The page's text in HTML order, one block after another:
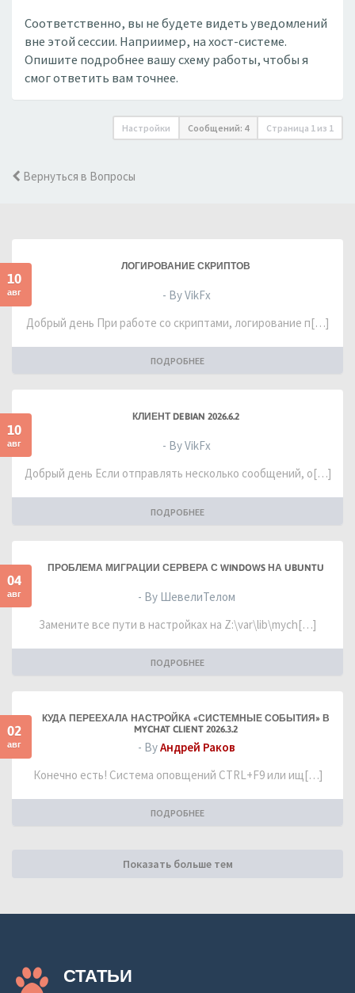
Соответственно, вы не будете видеть уведомлений
вне этой сессии. Наприимер, на хост-системе.
Опишите подробнее вашу схему работы, чтобы я
смог ответить вам точнее.
Настройки Сообщений: 4 Страница 1 из 1
Вернуться в Вопросы
10
авг
ЛОГИРОВАНИЕ СКРИПТОВ
- By VikFx
Добрый день При работе со скриптами, логирование п[…]
ПОДРОБНЕЕ
10
авг
КЛИЕНТ DEBIAN 2026.6.2
- By VikFx
Добрый день Если отправлять несколько сообщений, о[…]
ПОДРОБНЕЕ
04
авг
ПРОБЛЕМА МИГРАЦИИ СЕРВЕРА С WINDOWS НА UBUNTU
- By ШевелиТелом
Замените все пути в настройках на Z:\var\lib\mych[…]
ПОДРОБНЕЕ
02
авг
КУДА ПЕРЕЕХАЛА НАСТРОЙКА «СИСТЕМНЫЕ СОБЫТИЯ» В
MYCHAT CLIENT 2026.3.2
- ByАндрей Раков
Конечно есть! Система оповщений CTRL+F9 или ищ[…]
ПОДРОБНЕЕ
Показать больше тем
СТАТЬИ